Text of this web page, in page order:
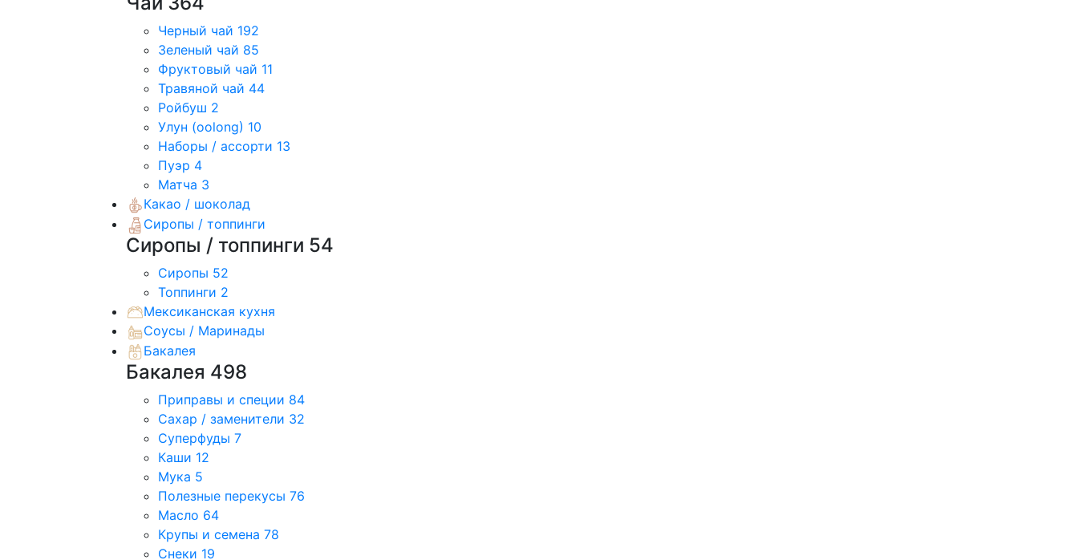
Черный чай 192
Зеленый чай 85
Фруктовый чай 11
Травяной чай 44
Ройбуш 2
Улун (oolong) 10
Наборы / ассорти 13
Пуэр 4
Матча 3
Какао / шоколад
Сиропы / топпинги
Сиропы / топпинги 54
Сиропы 52
Топпинги 2
Мексиканская кухня
Соусы / Маринады
Бакалея
Бакалея 498
Приправы и специи 84
Сахар / заменители 32
Суперфуды 7
Каши 12
Мука 5
Полезные перекусы 76
Масло 64
Крупы и семена 78
Снеки 19